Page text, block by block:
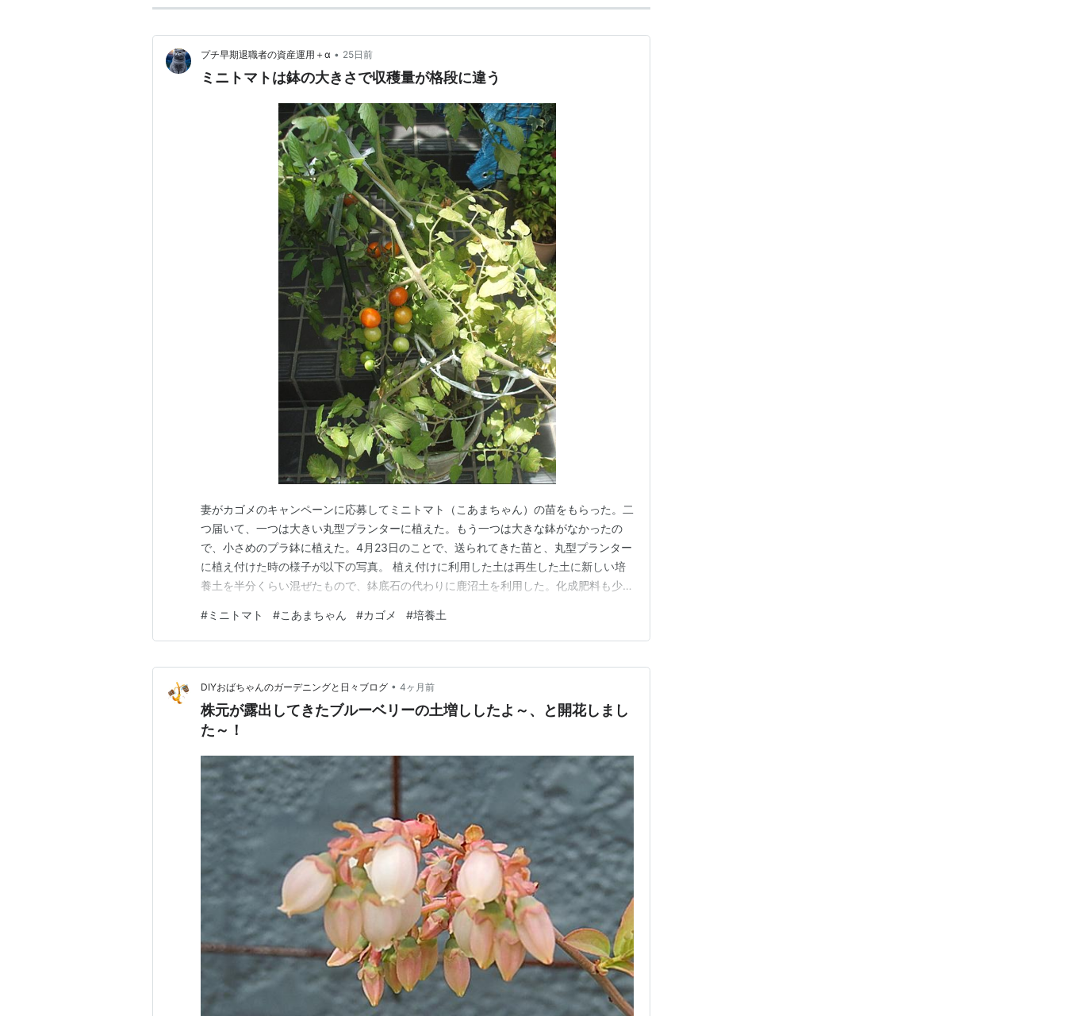
プチ早期退職者の資産運用＋α • 25日前
ミニトマトは鉢の大きさで収穫量が格段に違う
妻がカゴメのキャンペーンに応募してミニトマト（こあまちゃん）の苗をもらった。二
つ届いて、一つは大きい丸型プランターに植えた。もう一つは大きな鉢がなかったの
で、小さめのプラ鉢に植えた。4月23日のことで、送られてきた苗と、丸型プランター
に植え付けた時の様子が以下の写真。 植え付けに利用した土は再生した土に新しい培
養土を半分くらい混ぜたもので、鉢底石の代わりに鹿沼土を利用した。化成肥料も少し
いたので少し高い花こごろの「花ちゃん培養土」と硬質鹿沼土を3月にAmazonで買っ
てあった。培養土は基本的に値段相応なので高い方が使…
#ミニトマト #こあまちゃん #カゴメ #培養土
DIYおばちゃんのガーデニングと日々ブログ • 4ヶ月前
株元が露出してきたブルーベリーの土増ししたよ～、と開花しまし
た～！